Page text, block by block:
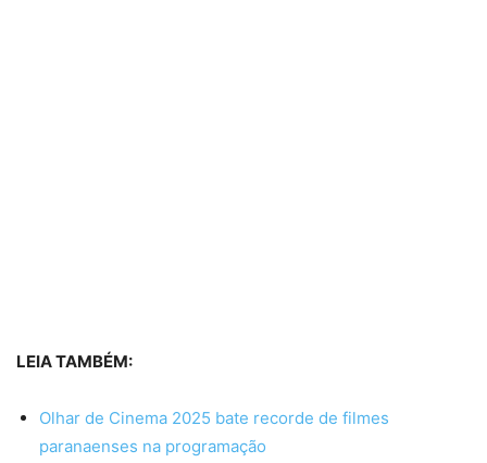
LEIA TAMBÉM:
Olhar de Cinema 2025 bate recorde de filmes
paranaenses na programação